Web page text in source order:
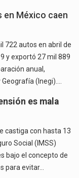
en México caen
722 autos en abril de
y exportó 27 mil 889
anual,
(Inegi).…
es mala
castiga con hasta 13
Social (IMSS)
bajo el concepto de
para evitar…